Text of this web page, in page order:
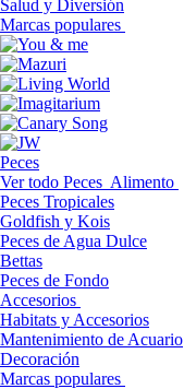
Salud y Diversión
Marcas populares
Peces
Ver todo Peces Alimento
Peces Tropicales
Goldfish y Kois
Peces de Agua Dulce
Bettas
Peces de Fondo
Accesorios
Habitats y Accesorios
Mantenimiento de Acuario
Decoración
Marcas populares